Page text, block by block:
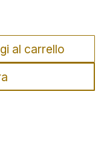
al carrello